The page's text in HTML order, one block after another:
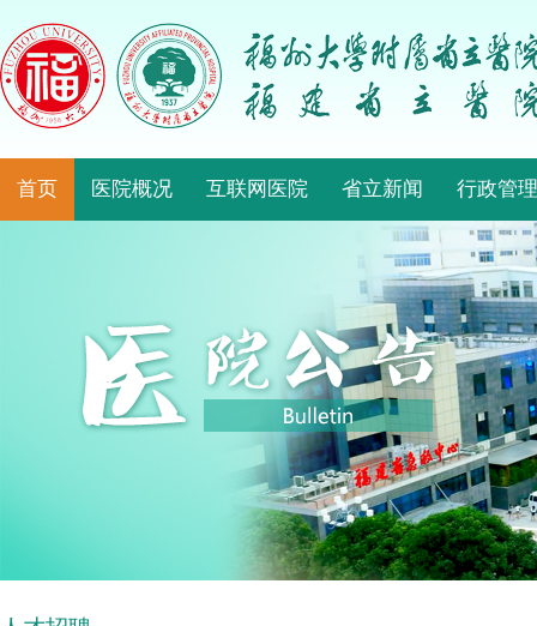
首页 医院概况 互联网医院 省立新闻 行政管理